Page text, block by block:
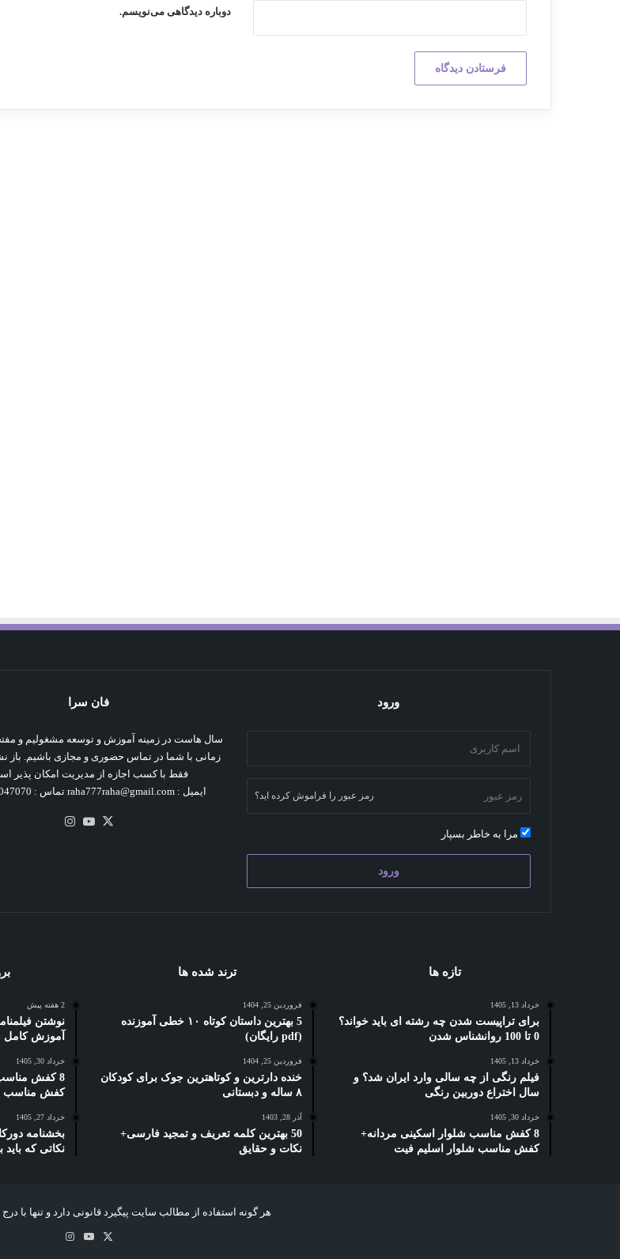
دوباره دیدگاهی می‌نویسم.
ورود
رمز عبور را فراموش کرده اید؟
مرا به خاطر بسپار
ورود
فان سرا
سال هاست در زمینه آموزش و توسعه مشغولیم و
زمانی با شما در تماس حضوری و مجازی باشیم. باز
فقط با کسب اجازه از مدیریت امکان پذیر
ایمیل : raha777raha@gmail.com تماس : 09002047070
X یوتیوب
تازه ها
خرداد 13, 1405
برای تراپیست شدن چه رشته ای باید خواند؟
0 تا 100 روانشناس شدن
خرداد 13, 1405
فیلم رنگی از چه سالی وارد ایران شد؟ و
سال اختراع دوربین رنگی
خرداد 30, 1405
8 کفش مناسب شلوار اسکینی مردانه+
کفش مناسب شلوار اسلیم فیت
ترند شده ها
فروردین 25, 1404
5 بهترین داستان کوتاه ۱۰ خطی آموزنده
(pdf رایگان)
فروردین 25, 1404
خنده دارترین و کوتاهترین جوک برای کودکان
۸ ساله و دبستانی
آذر 28, 1403
50 بهترین کلمه تعریف و تمجید فارسی+
نکات و حقایق
2 هفته پیش
آموزش کامل
خرداد 30, 1405
8 کفش
کفش مناسب
خرداد 27, 1405
نکاتی که باید
هر گونه استفاده از مطالب سایت پیگیرد قانونی دارد و تنها با
یوتیوباینستاگرام